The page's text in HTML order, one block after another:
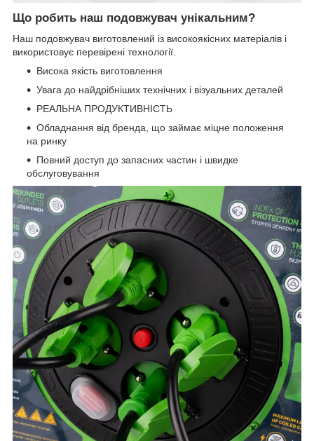
Що робить наш подовжувач унікальним?
Наш подовжувач виготовлений із високоякісних матеріалів і
використовує перевірені технології.
Висока якість виготовлення
Увага до найдрібніших технічних і візуальних деталей
РЕАЛЬНА ПРОДУКТИВНІСТЬ
Обладнання від бренда, що займає міцне положення
на ринку
Повний доступ до запасних частин і швидке
обслуговування